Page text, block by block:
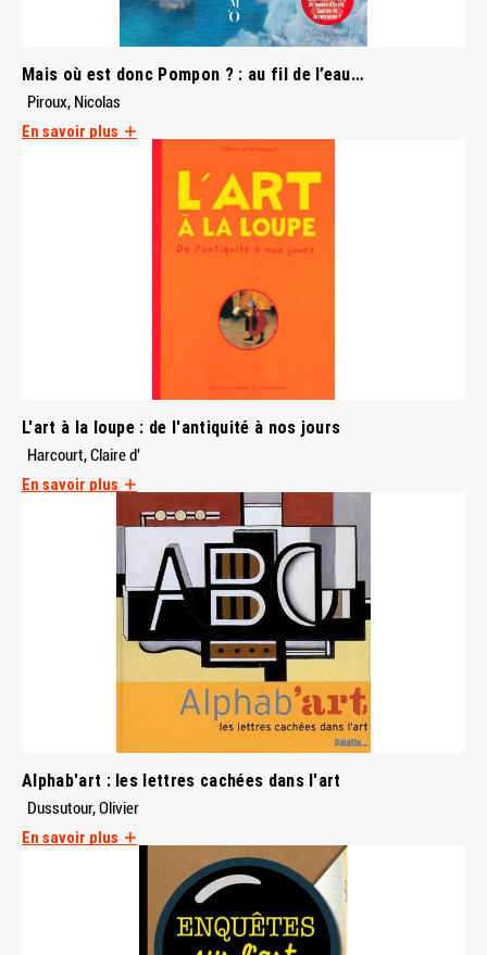
Mais où est donc Pompon ? : au fil de l’eau…
Piroux, Nicolas
En savoir plus
L'art à la loupe : de l'antiquité à nos jours
Harcourt, Claire d'
En savoir plus
Alphab'art : les lettres cachées dans l'art
Dussutour, Olivier
En savoir plus